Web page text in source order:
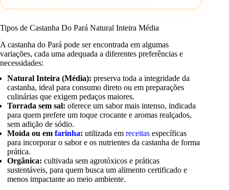
Tipos de Castanha Do Pará Natural Inteira Média
A castanha do Pará pode ser encontrada em algumas
variações, cada uma adequada a diferentes preferências e
necessidades:
Natural Inteira (Média): preserva toda a integridade da
castanha, ideal para consumo direto ou em preparações
culinárias que exigem pedaços maiores.
Torrada sem sal: oferece um sabor mais intenso, indicada
para quem prefere um toque crocante e aromas realçados,
sem adição de sódio.
Moída ou emfarinha: utilizada emreceitas específicas
para incorporar o sabor e os nutrientes da castanha de forma
prática.
Orgânica: cultivada sem agrotóxicos e práticas
sustentáveis, para quem busca um alimento certificado e
menos impactante ao meio ambiente.